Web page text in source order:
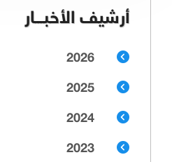
أرشيف الأخبـــار
2026
2025
2024
2023